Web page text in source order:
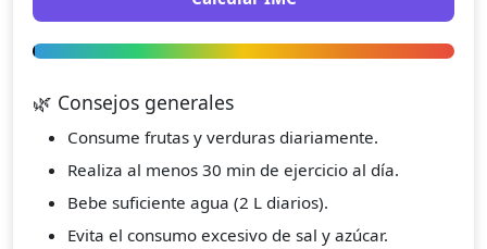
🌿 Consejos generales
Consume frutas y verduras diariamente.
Realiza al menos 30 min de ejercicio al día.
Bebe suficiente agua (2 L diarios).
Evita el consumo excesivo de sal y azúcar.